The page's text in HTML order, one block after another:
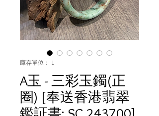
庫存單位： 1
A玉 - 三彩玉鐲(正
圈) [奉送香港翡翠